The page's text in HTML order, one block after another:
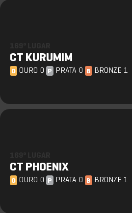
CT KURUMIM
O OURO 0 P PRATA 0 B BRONZE 1
CT PHOENIX
O OURO 0 P PRATA 0 B BRONZE 1